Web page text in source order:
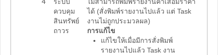
ควบคุม
สินทรัพย์
ถาวร
ไม่สามารถพิมพ์รายงานค่าเสื่อมราคา
ได้ (สั่งพิมพ์รายงานไปแล้ว แต่ Task
งานไม่ถูกประมวลผล)
การแก้ไข
แก้ไขให้เมื่อมีการสั่งพิมพ์
รายงานไปแล้ว Task งาน